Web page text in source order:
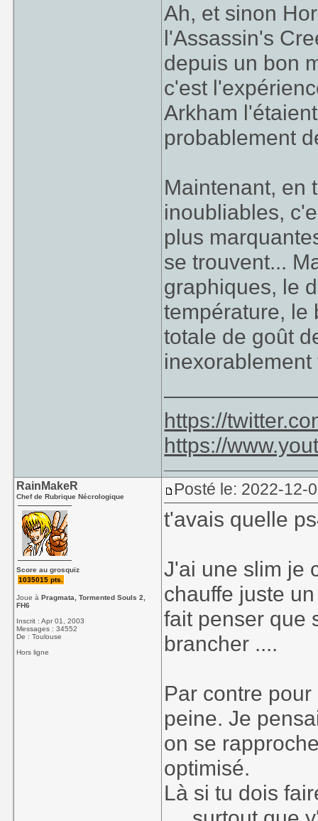
Ah, et sinon
l'Assassin's
depuis un bon
c'est
Arkham
probablement
Maintenant, en
inoubliables,
plus
se trouvent...
graphiques, le
température, le
totale de goût
https://
https://
RainMakeR
Chef de Rubrique Nécrologique
Score au grosquiz
1035015 pts.
Joue àPragmata, Tormented Souls 2,
FH6
Inscrit : Apr 01, 2003
Messages : 34552
De : Toulouse
Hors ligne
Posté le: 2022-12-
t'avais quelle
J'ai une slim je
chauffe juste
fait penser que
brancher ....
Par contre
peine. Je
on se
optimisé.
Là si tu dois